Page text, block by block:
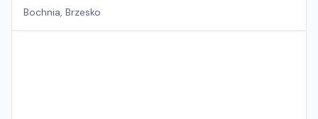
Bochnia, Brzesko